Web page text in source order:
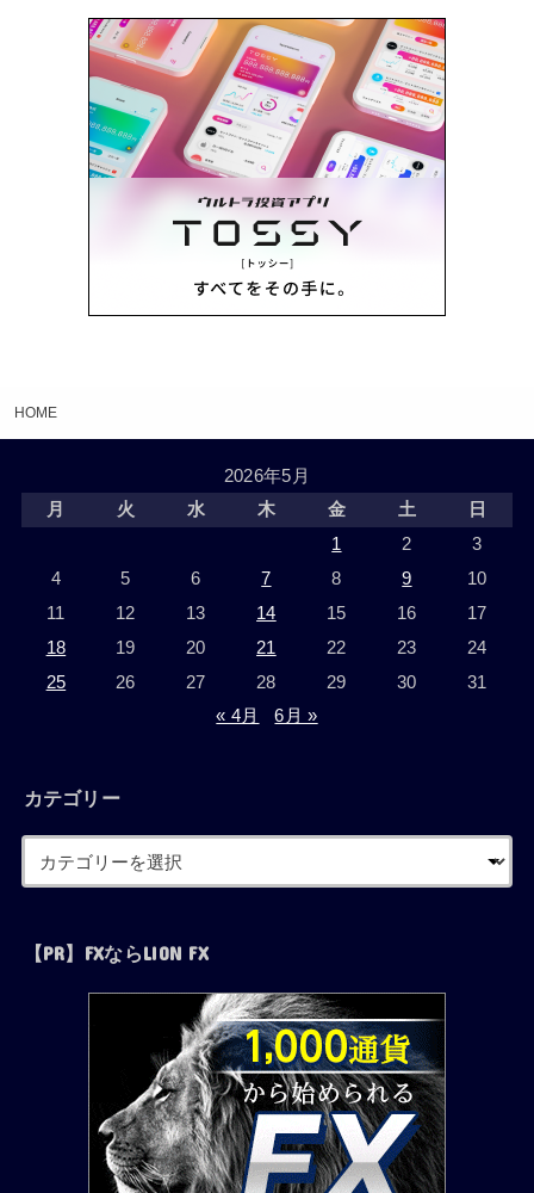
HOME
2026年5月
月
火 水 木 金 土
日
1
2
3
4
5 6 7 8 9
10
11
12 13 14 15 16
17
18
19 20 21 22 23
24
25
26 27 28 29 30
31
« 4月
6月 »
カテゴリー
【PR】FXならLION FX